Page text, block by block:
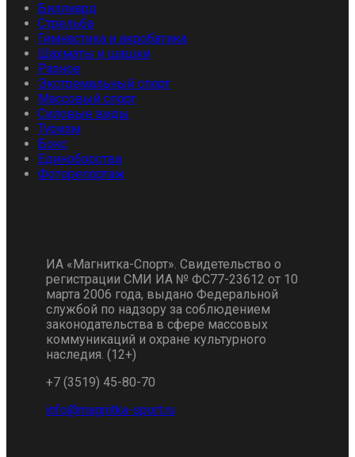
Биллиард
Стрельба
Гимнастика и акробатика
Шахматы и шашки
Разное
Экстремальный спорт
Массовый спорт
Силовые виды
Туризм
Бокс
Единоборства
Фоторепортаж
ИА «Магнитка-Спорт». Свидетельство о
регистрации СМИ ИА № ФС77-23612 от 10
марта 2006 года, выдано Федеральной
службой по надзору за соблюдением
законодательства в сфере массовых
коммуникаций и охране культурного
наследия. (12+)
+7 (3519) 45-80-70